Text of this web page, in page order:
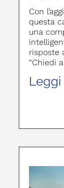
Con
questa
una
risposte
“Chiedi
Leggi